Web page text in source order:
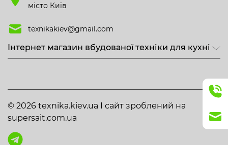
місто Київ
texnikakiev@gmail.com
Інтернет магазин вбудованої техніки для кухні
© 2026 texnika.kiev.ua I сайт зроблений на
supersait.com.ua